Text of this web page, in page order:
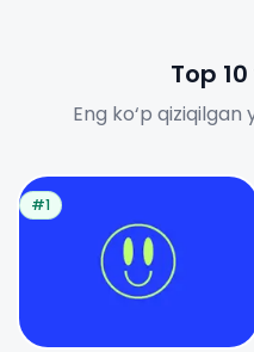
Top
Eng ko‘p qiziqilgan
#1